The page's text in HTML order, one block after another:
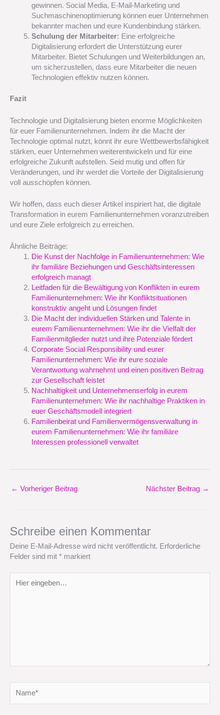
gewinnen. Social Media, E-Mail-Marketing und
Suchmaschinenoptimierung können euer Unternehmen
bekannter machen und eure Kundenbindung stärken.
Schulung der Mitarbeiter: Eine erfolgreiche
Digitalisierung erfordert die Unterstützung eurer
Mitarbeiter. Bietet Schulungen und Weiterbildungen an,
um sicherzustellen, dass eure Mitarbeiter die neuen
Technologien effektiv nutzen können.
Fazit
Technologie und Digitalisierung bieten enorme Möglichkeiten
für euer Familienunternehmen. Indem ihr die Macht der
Technologie optimal nutzt, könnt ihr eure Wettbewerbsfähigkeit
stärken, euer Unternehmen weiterentwickeln und für eine
erfolgreiche Zukunft aufstellen. Seid mutig und offen für
Veränderungen, und ihr werdet die Vorteile der Digitalisierung
voll ausschöpfen können.
Wir hoffen, dass euch dieser Artikel inspiriert hat, die digitale
Transformation in eurem Familienunternehmen voranzutreiben
und eure Ziele erfolgreich zu erreichen.
Ähnliche Beiträge:
Die Kunst der Nachfolge in Familienunternehmen: Wie
ihr familiäre Beziehungen und Geschäftsinteressen
erfolgreich managt
Leitfaden für die Bewältigung von Konflikten in eurem
Familienunternehmen: Wie ihr Konfliktsituationen
konstruktiv angeht und Lösungen findet
Die Macht der individuellen Stärken und Talente in
eurem Familienunternehmen: Wie ihr die Vielfalt der
Familienmitglieder nutzt und ihre Potenziale fördert
Corporate Social Responsibility und eurer
Familienunternehmen: Wie ihr eure soziale
Verantwortung wahrnehmt und einen positiven Beitrag
zur Gesellschaft leistet
Nachhaltigkeit und Unternehmenserfolg in eurem
Familienunternehmen: Wie ihr nachhaltige Praktiken in
euer Geschäftsmodell integriert
Familienbeirat und Familienvermögensverwaltung in
eurem Familienunternehmen: Wie ihr familiäre
Interessen professionell verwaltet
← Vorheriger Beitrag Nächster Beitrag →
Schreibe einen Kommentar
Deine E-Mail-Adresse wird nicht veröffentlicht. Erforderliche
Felder sind mit * markiert
eingeben…